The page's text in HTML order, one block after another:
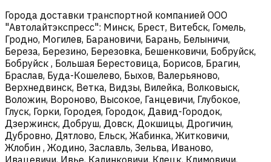
Города доставки транспортной компанией ООО
"Автолайтэкспресс": Минск, Брест, Витебск, Гомель,
Гродно, Могилев, Барановичи, Барань, Белыничи,
Береза, Березино, Березовка, Бешенковичи, Бобруйск,
Бобруйск , Большая Берестовица, Борисов, Брагин,
Браслав, Буда-Кошелево, Быхов, Валерьяново,
Верхнедвинск, Ветка, Видзы, Вилейка, Волковыск,
Воложин, Вороново, Высокое, Ганцевичи, Глубокое,
Глуск, Горки, Городея, Городок, Давид-Городок,
Дзержинск, Добруш, Довск, Докшицы, Дрогичин,
Дубровно, Дятлово, Ельск, Жабинка, Житковичи,
Жлобин , Жодино, Заславль, Зельва, Иваново,
Ивацевичи, Ивье, Калинковичи, Клецк, Климовичи,